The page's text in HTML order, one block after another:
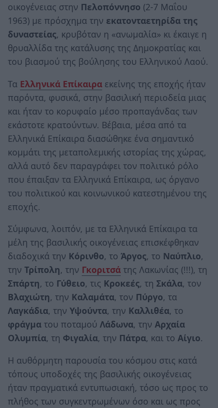
οικογένειας στην Πελοπόννησο (2-7 Μαΐου
1963) με πρόσχημα την εκατονταετηρίδα της
δυναστείας, κρυβόταν η «ανωμαλία» κι έκαιγε η
θρυαλλίδα της κατάλυσης της Δημοκρατίας και
του βιασμού της βούλησης του Ελληνικού Λαού.
Τα Ελληνικά Επίκαιρα εκείνης της εποχής ήταν
παρόντα, φυσικά, στην βασιλική περιοδεία μιας
και ήταν το κορυφαίο μέσο προπαγάνδας των
εκάστοτε κρατούντων. Βέβαια, μέσα από τα
Ελληνικά Επίκαιρα διασώθηκε ένα σημαντικό
κομμάτι της μεταπολεμικής ιστορίας της χώρας,
αλλά αυτό δεν παραγράφει τον πολιτικό ρόλο
που έπαιξαν τα Ελληνικά Επίκαιρα, ως όργανο
του πολιτικού και κοινωνικού κατεστημένου της
εποχής.
Σύμφωνα, λοιπόν, με τα Ελληνικά Επίκαιρα τα
μέλη της βασιλικής οικογένειας επισκέφθηκαν
διαδοχικά την Κόρινθο, το Άργος, το Ναύπλιο,
την Τρίπολη, την Γκοριτσά της Λακωνίας (!!!), τη
Σπάρτη, το Γύθειο, τις Κροκεές, τη Σκάλα, τον
Βλαχιώτη, την Καλαμάτα, τον Πύργο, τα
Λαγκάδια, την Υψούντα, την Καλλιθέα, το
φράγμα του ποταμού Λάδωνα, την Αρχαία
Ολυμπία, τη Φιγαλία, την Πάτρα, και το Αίγιο.
Η αυθόρμητη παρουσία του κόσμου στις κατά
τόπους υποδοχές της βασιλικής οικογένειας
ήταν πραγματικά εντυπωσιακή, τόσο ως προς το
πλήθος των συγκεντρωμένων όσο και ως προς